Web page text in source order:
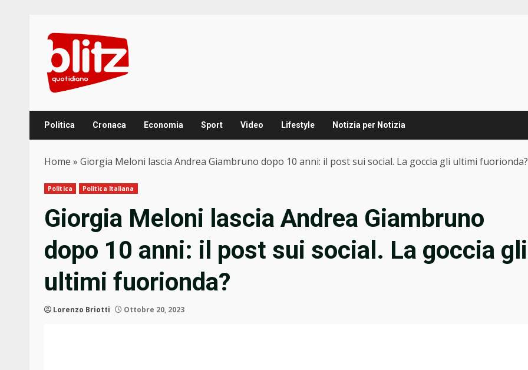
content
Politica Cronaca Economia Sport Video Lifestyle Notizia per Notizia
Home » Giorgia Meloni lascia Andrea Giambruno dopo 10 anni: il post sui social. La goccia gli ultimi fuorionda?
Politica Politica Italiana
Giorgia Meloni lascia Andrea Giambruno
dopo 10 anni: il post sui social. La goccia gli
ultimi fuorionda?
Lorenzo Briotti Ottobre 20, 2023